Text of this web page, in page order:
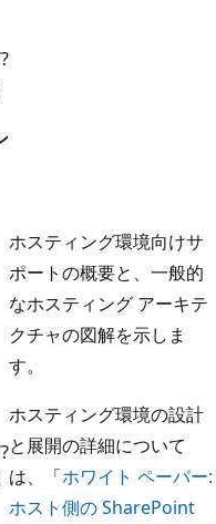
ホスティング環境向けサ
ポートの概要と、一般的
なホスティング アーキテ
クチャの図解を示しま
す。
ホスティング環境の設計
と展開の詳細について
は、「ホワイト ペーパー:
ホスト側の SharePoint